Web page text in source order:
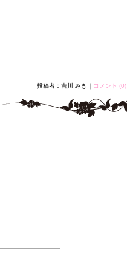
投稿者：吉川 みき｜ コメント (0)